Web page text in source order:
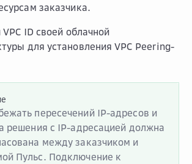
заказчика.
ID своей облачной
для установления VPC Peering-
пересечений IP-адресов и
решения с IP-адресацией должна
между заказчиком и
Пульс. Подключение к